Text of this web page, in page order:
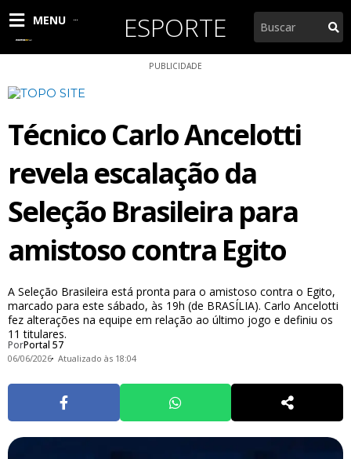
para
MENU ESPORTE Pesquisar
PUBLICIDADE
Técnico Carlo Ancelotti
revela escalação da
Seleção Brasileira para
amistoso contra Egito
A Seleção Brasileira está pronta para o amistoso contra o Egito,
marcado para este sábado, às 19h (de BRASÍLIA). Carlo Ancelotti
fez alterações na equipe em relação ao último jogo e definiu os
11 titulares.
PorPortal 57
06/06/2026 Atualizado às 18:04